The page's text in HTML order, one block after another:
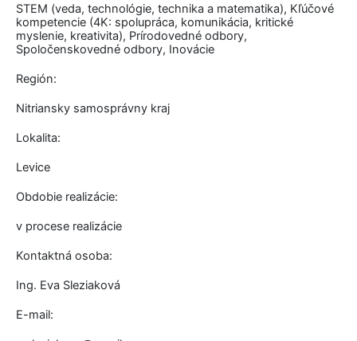
STEM (veda, technológie, technika a matematika), Kľúčové
kompetencie (4K: spolupráca, komunikácia, kritické
myslenie, kreativita), Prírodovedné odbory,
Spoločenskovedné odbory, Inovácie
Región:
Nitriansky samosprávny kraj
Lokalita:
Levice
Obdobie realizácie:
v procese realizácie
Kontaktná osoba:
Ing. Eva Sleziaková
E-mail: